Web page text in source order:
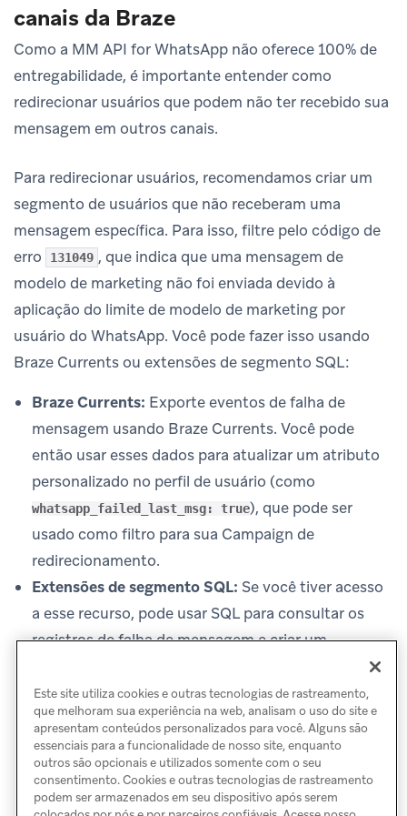
canais da Braze
Como a MM API for WhatsApp não oferece 100% de
entregabilidade, é importante entender como
redirecionar usuários que podem não ter recebido sua
mensagem em outros canais.
Para redirecionar usuários, recomendamos criar um
segmento de usuários que não receberam uma
mensagem específica. Para isso, filtre pelo código de
erro
131049 , que indica que uma mensagem de
modelo de marketing não foi enviada devido à
aplicação do limite de modelo de marketing por
usuário do WhatsApp. Você pode fazer isso usando
Braze Currents ou extensões de segmento SQL:
Braze Currents: Exporte eventos de falha de
mensagem usando Braze Currents. Você pode
então usar esses dados para atualizar um atributo
personalizado no perfil de usuário (como
whatsapp_failed_last_msg: true), que pode ser
usado como filtro para sua Campaign de
redirecionamento.
Extensões de segmento SQL: Se você tiver acesso
a esse recurso, pode usar SQL para consultar os
registros de falha de mensagem e criar um
segmento desses usuários, e então direcionar esse
segmento em um canal diferente.
Este site utiliza cookies e outras tecnologias de rastreamento,
que melhoram sua experiência na web, analisam o uso do site e
apresentam conteúdos personalizados para você. Alguns são
essenciais para a funcionalidade de nosso site, enquanto
outros são opcionais e utilizados somente com o seu
consentimento. Cookies e outras tecnologias de rastreamento
podem ser armazenados em seu dispositivo após serem